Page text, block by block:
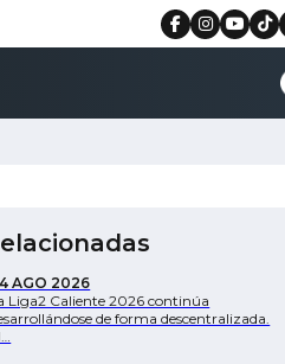
AGO 2026
Liga2 Caliente 2026 continúa
de forma descentralizada.